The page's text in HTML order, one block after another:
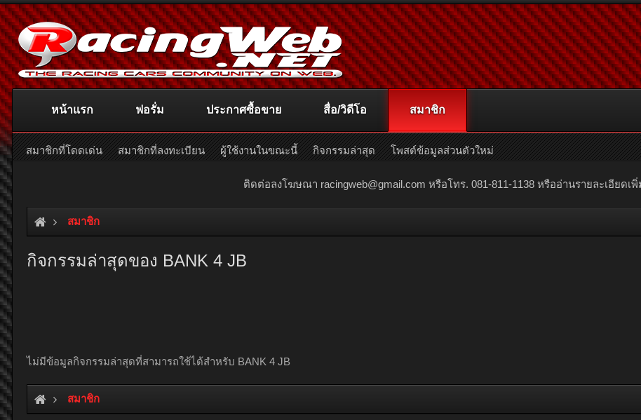
ติดต่อลงโฆษณา racingweb@gmail.com หรือโทร. 081-811-1138 หรืออ่านรายละเอียดเ
สมาชิก
กิจกรรมล่าสุดของ BANK 4 JB
ไม่มีข้อมูลกิจกรรมล่าสุดที่สามารถใช้ได้สำหรับ BANK 4 JB
สมาชิก
หน้าแรก ฟอรั่ม ประกาศซื้อขาย สื่อ/วิดีโอ สมาชิก
สมาชิกที่โดดเด่น สมาชิกที่ลงทะเบียน ผู้ใช้งานในขณะนี้ กิจกรรมล่าสุด โพสต์ข้อมูลส่วนตัวใหม่